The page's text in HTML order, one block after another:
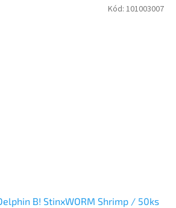
B! StinxWORM Shrimp / 50ks
Kód: 101003007